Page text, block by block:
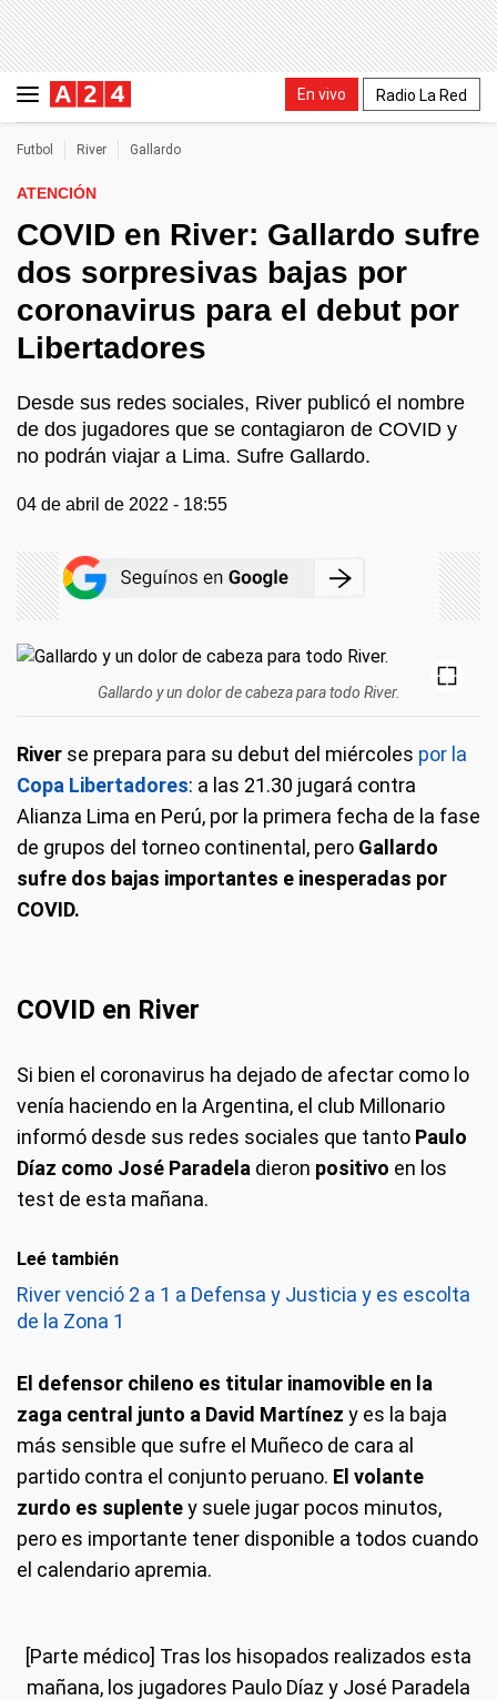
En vivo Radio La Red
Futbol River Gallardo
ATENCIÓN
COVID en River: Gallardo sufre
dos sorpresivas bajas por
coronavirus para el debut por
Libertadores
Desde sus redes sociales, River publicó el nombre
de dos jugadores que se contagiaron de COVID y
no podrán viajar a Lima. Sufre Gallardo.
04 de abril de 2022 - 18:55
Gallardo y un dolor de cabeza para todo River.
River se prepara para su debut del miércoles por la
Copa Libertadores: a las 21.30 jugará contra
Alianza Lima en Perú, por la primera fecha de la fase
de grupos del torneo continental, pero Gallardo
sufre dos bajas importantes e inesperadas por
COVID.
COVID en River
Si bien el coronavirus ha dejado de afectar como lo
venía haciendo en la Argentina, el club Millonario
informó desde sus redes sociales que tanto Paulo
Díaz como José Paradela dieron positivo en los
test de esta mañana.
Leé también
River venció 2 a 1 a Defensa y Justicia y es escolta
de la Zona 1
El defensor chileno es titular inamovible en la
zaga central junto a David Martínez y es la baja
más sensible que sufre el Muñeco de cara al
partido contra el conjunto peruano. El volante
zurdo es suplentey suele jugar pocos minutos,
pero es importante tener disponible a todos cuando
el calendario apremia.
[Parte médico] Tras los hisopados realizados esta
mañana, los jugadores Paulo Díaz y José Paradela